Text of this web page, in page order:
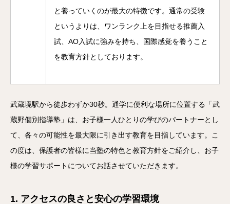
と養っていくのが最大の特徴です。通常の受験
というよりは、ワンランク上を目指せる推薦入
試、AO入試に強みを持ち、国際感覚を養うこと
を教育方針としております。
武蔵境駅から徒歩わずか30秒。通学に便利な場所に位置する「武
蔵野個別指導塾」は、お子様一人ひとりの学びのパートナーとし
て、各々の可能性を最大限に引き出す教育を目指しています。こ
の度は、保護者の皆様に当塾の特色と教育方針をご紹介し、お子
様の学習サポートについてお話させていただきます。
1. アクセスの良さと安心の学習環境